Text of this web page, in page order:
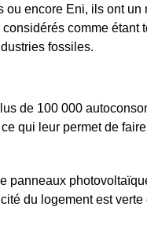
ou encore Eni, ils ont un
comme étant
fossiles.
de 100 000
qui leur permet de
panneaux
du logement est